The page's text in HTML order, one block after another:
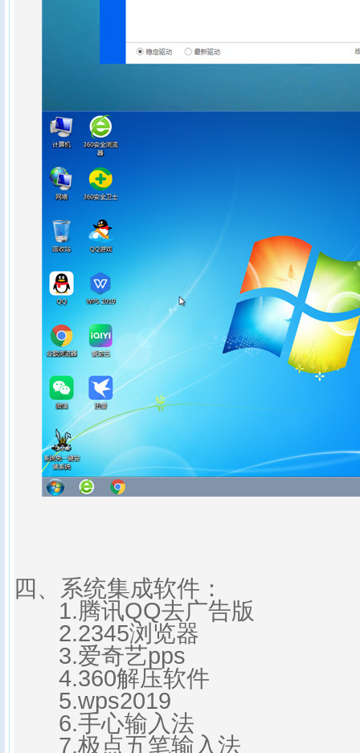
四、系统集成软件：
1.腾讯QQ去广告版
2.2345浏览器
3.爱奇艺pps
4.360解压软件
5.wps2019
6.手心输入法
7.极点五笔输入法